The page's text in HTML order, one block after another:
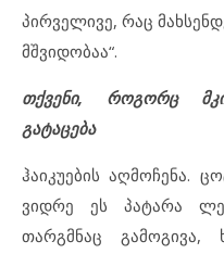
პირველივე, რაც
მშვიდობაა“.
თქვენი, როგორც
გატაცება
ჰაიკუების აღმოჩენა.
ვიდრე ეს პატარა
თარგმნაც